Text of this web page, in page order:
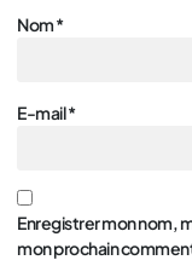
Nom*
E-mail*
Enregistrer mon nom,
mon prochain